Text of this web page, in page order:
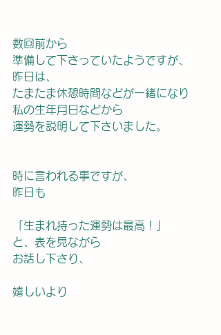
数回前から
準備して下さっていたようですが、
昨日は、
たまたま休憩時間などが一緒になり
私の生年月日などから
運勢を説明して下さいました。
時に言われる事ですが、
昨日も
「生まれ持った運勢は最高！」
と、表を見ながら
お話し下さり、
嬉しいより